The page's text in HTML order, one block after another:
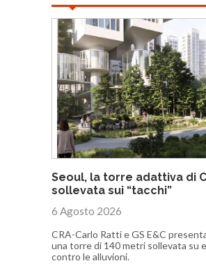
Seoul, la torre adattiva di
sollevata sui “tacchi”
6 Agosto 2026
CRA-Carlo Ratti e GS E&C
una torre di 140 metri sollevata su
contro le alluvioni.